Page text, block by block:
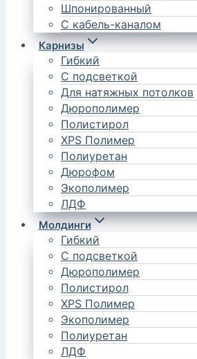
Шпонированный
С кабель-каналом
Карнизы
Гибкий
С подсветкой
Для натяжных потолков
Дюрополимер
Полистирол
XPS Полимер
Полиуретан
Дюрофом
Экополимер
ЛДФ
Молдинги
Гибкий
С подсветкой
Дюрополимер
Полистирол
XPS Полимер
Экополимер
Полиуретан
ЛДФ